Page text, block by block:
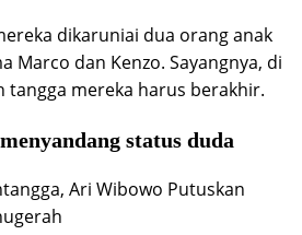
dikaruniai dua orang anak
Marco dan Kenzo. Sayangnya, di
tangga mereka harus berakhir.
status duda